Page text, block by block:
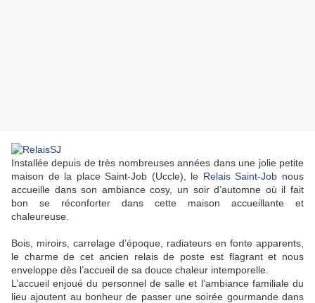
Installée depuis de très nombreuses années dans une jolie petite
maison de la place Saint-Job (Uccle), le Relais Saint-Job nous
accueille dans son ambiance cosy, un soir d’automne où il fait
bon se réconforter dans cette maison accueillante et
chaleureuse.
Bois, miroirs, carrelage d’époque, radiateurs en fonte apparents,
le charme de cet ancien relais de poste est flagrant et nous
enveloppe dès l’accueil de sa douce chaleur intemporelle.
L’accueil enjoué du personnel de salle et l’ambiance familiale du
lieu ajoutent au bonheur de passer une soirée gourmande dans